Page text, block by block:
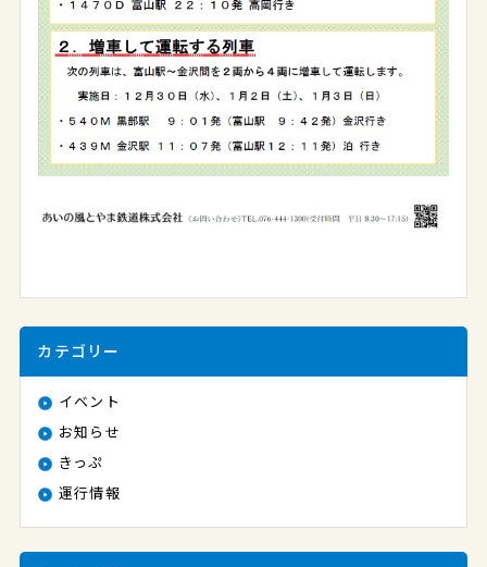
カテゴリー
イベント
お知らせ
きっぷ
運行情報